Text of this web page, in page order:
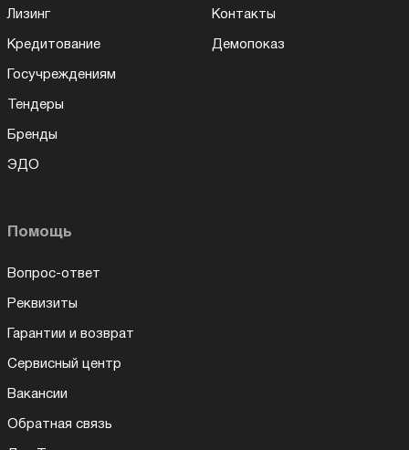
Лизинг
Кредитование
Госучреждениям
Тендеры
Бренды
ЭДО
Контакты
Демопоказ
Помощь
Вопрос-ответ
Реквизиты
Гарантии и возврат
Сервисный центр
Вакансии
Обратная связь